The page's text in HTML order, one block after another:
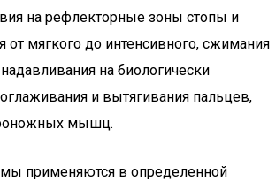
на рефлекторные зоны стопы и
от мягкого до интенсивного, сжимания
на биологически
и вытягивания пальцев,
мышц.
применяются в определенной